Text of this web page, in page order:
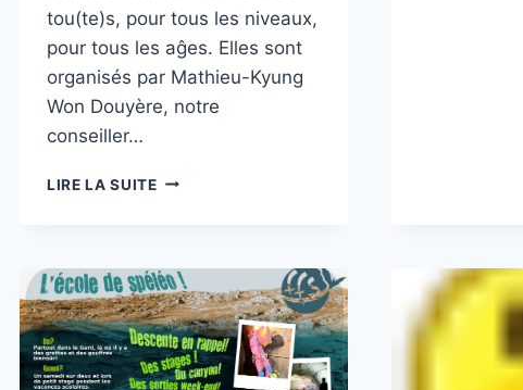
tou(te)s, pour tous les niveaux,
pour tous les aĝes. Elles sont
organisés par Mathieu-Kyung
Won Douyère, notre
conseiller…
LIRE LA SUITESETI
TECHNIQUE
INDOOR